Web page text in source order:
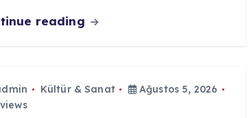
reading
Kültür & Sanat
Ağustos 5, 2026